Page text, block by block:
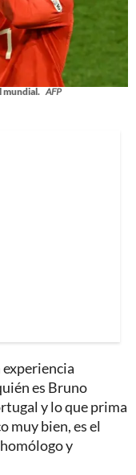
mundial. AFP
experiencia
es Bruno
y lo que prima
muy bien, es el
y